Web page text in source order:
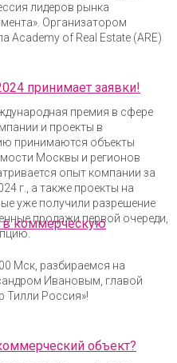
лидеров рынка
Организатором
Academy of Real Estate (ARE)
принимает заявки!
премия в сфере
и проекты в
принимаются объекты
Москвы и регионов
опыт компании за
г., а также проекты на
уже получили разрешение
продажи первой очереди,
в коммерческую
Мск, разбираемся на
Ивановым, главой
Тилли Россия»!
объект?